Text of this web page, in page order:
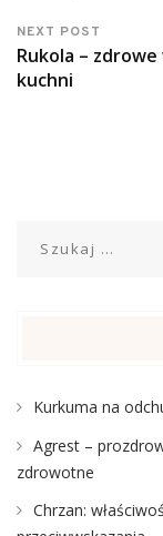
NEXT POST
Rukola –
kuchni
Kurkuma na
Agrest –
zdrowotne
Chrzan: